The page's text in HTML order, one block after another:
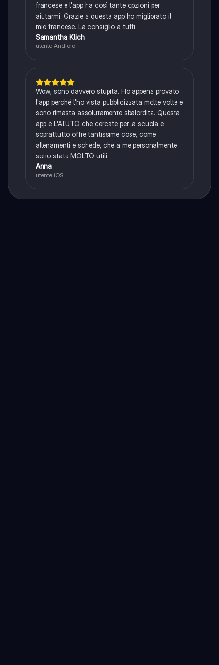
francese e l'app ha così tante opzioni per
aiutarmi. Grazie a questa app ho migliorato il
mio francese. La consiglio a tutti.
Samantha Klich
utente Android
Wow, sono davvero stupita. Ho appena provato
l'app perché l'ho vista pubblicizzata molte volte e
sono rimasta assolutamente sbalordita. Questa
app è L'AIUTO che cercate per la scuola e
soprattutto offre tantissime cose, come
allenamenti e schede, che a me personalmente
sono state MOLTO utili.
Anna
utente iOS